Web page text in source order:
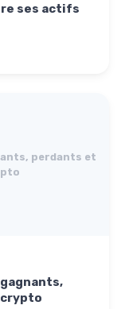
ses actifs
perdants et